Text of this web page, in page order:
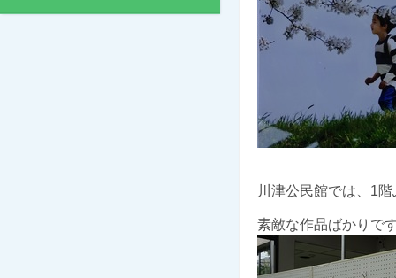
川津公民館では、1
素敵な作品ばかりで